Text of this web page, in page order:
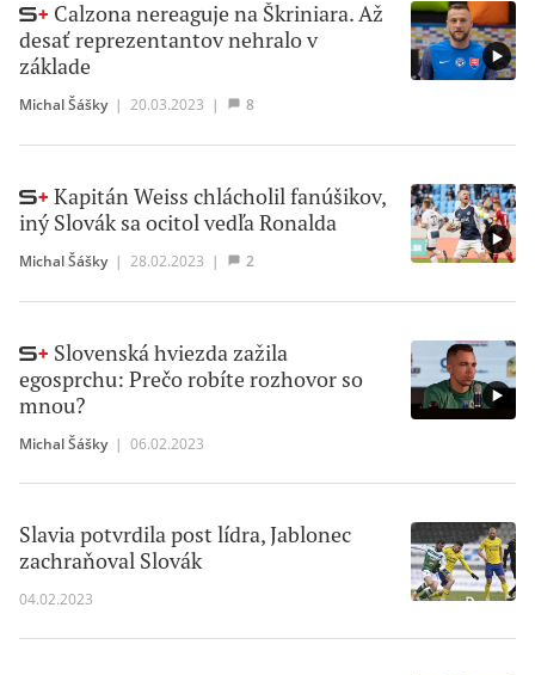
Calzona nereaguje na Škriniara. Až
desať reprezentantov nehralo v
základe
Michal Šášky | 20.03.2023 | 8
Kapitán Weiss chlácholil fanúšikov,
iný Slovák sa ocitol vedľa Ronalda
Michal Šášky | 28.02.2023 | 2
Slovenská hviezda zažila
egosprchu: Prečo robíte rozhovor so
mnou?
Michal Šášky | 06.02.2023
Slavia potvrdila post lídra, Jablonec
zachraňoval Slovák
04.02.2023